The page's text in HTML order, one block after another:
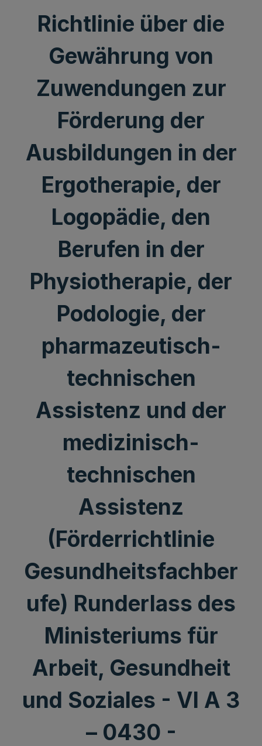
Richtlinie über die
Gewährung von
Zuwendungen zur
Förderung der
Ausbildungen in der
Ergotherapie, der
Logopädie, den
Berufen in der
Physiotherapie, der
Podologie, der
pharmazeutisch-
technischen
Assistenz und der
medizinisch-
technischen
Assistenz
(Förderrichtlinie
Gesundheitsfachber
ufe) Runderlass des
Ministeriums für
Arbeit, Gesundheit
und Soziales - VI A 3
– 0430 -